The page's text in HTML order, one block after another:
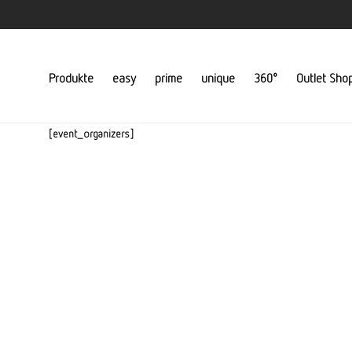
Produkte easy prime unique 360° Outlet
[event_organizers]